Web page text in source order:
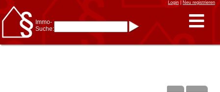
Login| Neu registrieren
Immo-
Suche: